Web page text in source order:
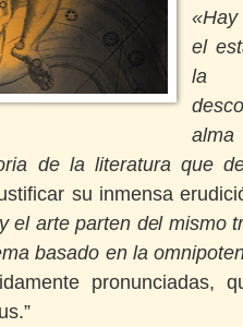
el
la
de la literatura que
su inmensa
el arte parten del mismo
basado en la
pronunciadas,